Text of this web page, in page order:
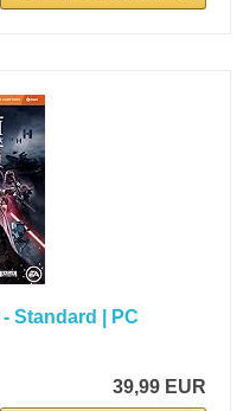
Standard | PC
39,99 EUR